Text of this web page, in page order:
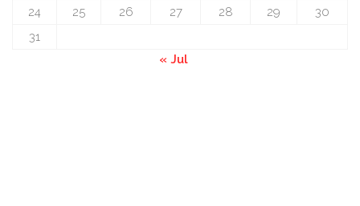
24
25 26 27 28 29
30
31
« Jul